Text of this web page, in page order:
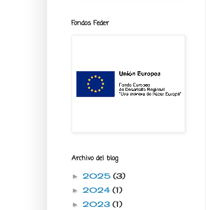
Fondos Feder
Archivo del blog
► 2025 (3)
► 2024 (1)
► 2023 (1)